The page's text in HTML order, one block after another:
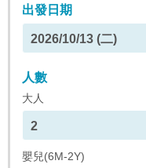
出發日期
2026/10/13 (二)
人數
大人
2
嬰兒(6M-2Y)